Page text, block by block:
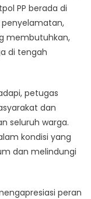
PP berada di
membutuhkan,
di tengah
petugas
dan
seluruh warga.
kondisi yang
dan melindungi
peran